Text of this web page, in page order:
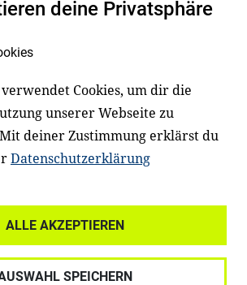
an Erzieher*innen,
Dafür arbeiten wir eng
wissenschaftlichen
Verbänden, Unternehmen
zusammen.
Datenschutz
deine Privatsphäre
Cookies, um dir die
unserer Webseite zu
deiner Zustimmung erklärst du
Datenschutzerklärung
ALLE AKZEPTIEREN
SPEICHERN